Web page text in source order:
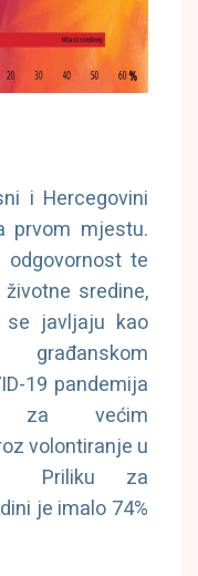
i Hercegovini
prvom mjestu.
te
sredine,
se javljaju kao
19 pandemija
za većim
volontiranje u
Priliku za
je imalo 74%